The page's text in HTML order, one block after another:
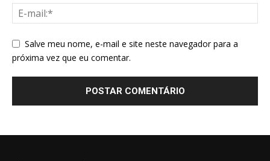
Salve meu nome, e-mail e site neste navegador para a
próxima vez que eu comentar.